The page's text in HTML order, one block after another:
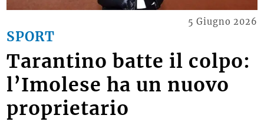
SPORT
5 Giugno 2026
Tarantino batte il colpo:
l’Imolese ha un nuovo
proprietario